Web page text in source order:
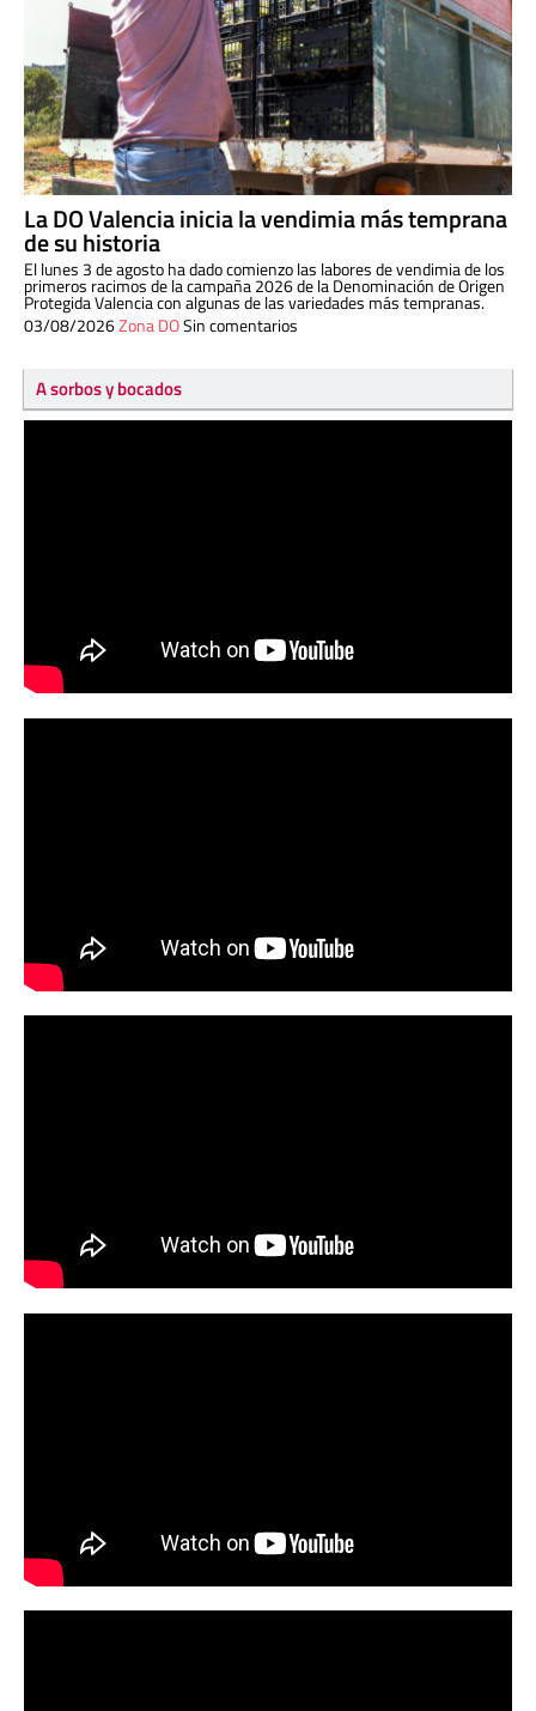
La DO Valencia inicia la vendimia más temprana
de su historia
El lunes 3 de agosto ha dado comienzo las labores de vendimia de los
primeros racimos de la campaña 2026 de la Denominación de Origen
Protegida Valencia con algunas de las variedades más tempranas.
03/08/2026Zona DOSin comentarios
A sorbos y bocados